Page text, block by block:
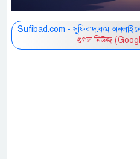
Sufibad.com - সূফিবাদ.কম
গুগল নিউজ